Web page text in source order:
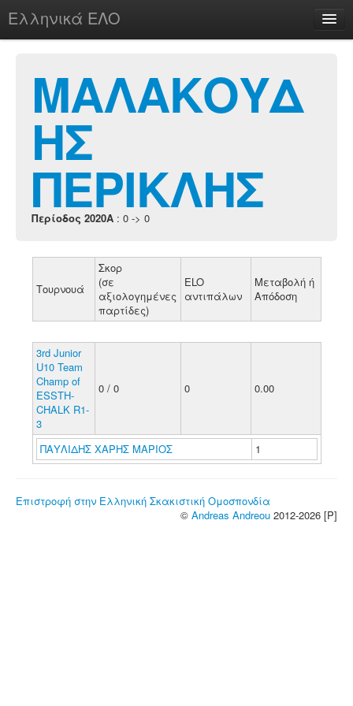
Ελληνικά ΕΛΟ
chesstu.be @ discord
Login
ΜΑΛΑΚΟΥΔ
ΗΣ
ΠΕΡΙΚΛΗΣ
Περίοδος 2020A : 0 -> 0
Τουρνουά
Σκορ
(σε
αξιολογημένες
παρτίδες)
ELO
αντιπάλων
Μεταβολή ή
Απόδοση
3rd Junior
U10 Team
Champ of
ESSTH-
CHALK R1-
3
0 / 0 0 0.00
ΠΑΥΛΙΔΗΣ ΧΑΡΗΣ ΜΑΡΙΟΣ 1
Επιστροφή στην Ελληνική Σκακιστική Ομοσπονδία
© Andreas Andreou 2012-2026 [P]